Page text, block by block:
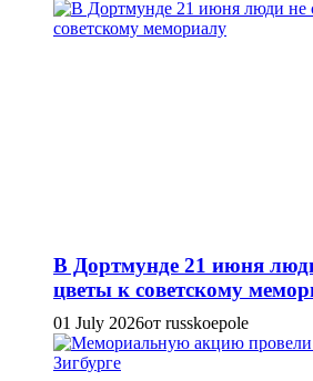
В Дортмунде 21 июня
цветы к советскому
01 July 2026от russkoepole